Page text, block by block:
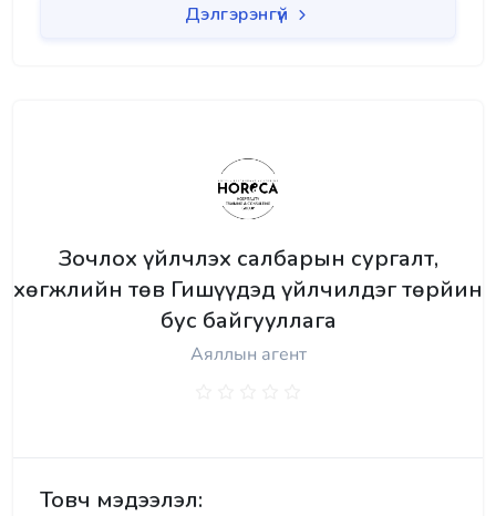
Дэлгэрэнгүй
Зочлох үйлчлэх салбарын сургалт,
хөгжлийн төв Гишүүдэд үйлчилдэг төрйин
бус байгууллага
Аяллын агент
Товч мэдээлэл: